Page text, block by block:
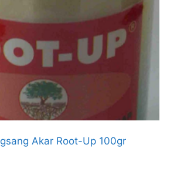
Akar Root-Up 100gr